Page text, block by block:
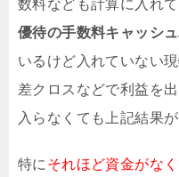
数料なども計算に入れ
優待の手数料キャッシ
いるけど入れていない
差クロスなどで利益を
入らなくても上記結果
特にそれほど資金がな